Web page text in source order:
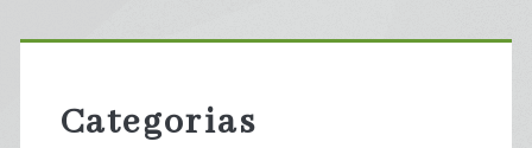
Primary
Sidebar
Categorias